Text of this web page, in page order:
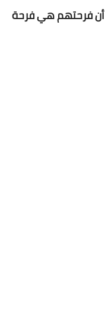
أن فرحتهم هي فرحة